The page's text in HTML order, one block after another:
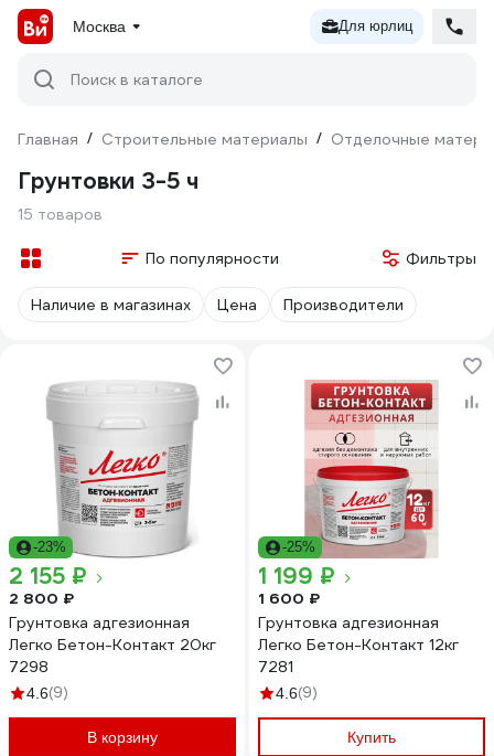
Москва Для юрлиц
Поиск в каталоге
Главная / Строительные материалы / Отделочные
Грунтовки 3-5 ч
15 товаров
По популярности Фильтры
Наличие в магазинах Цена Производители
-23%
2 155 ₽
2 800 ₽
Грунтовка адгезионная
Легко Бетон-Контакт 20кг
7298
4.6(9)
В корзину
-25%
1 199 ₽
1 600 ₽
Грунтовка адгезионная
Легко Бетон-Контакт 12кг
7281
4.6(9)
Купить